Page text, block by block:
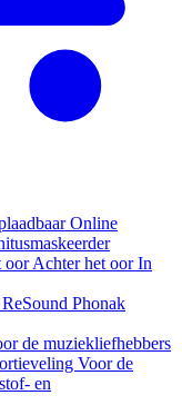
Online
oorAchter het oorIn
ReSound Phonak
de muziekliefhebbers
Voor de
en